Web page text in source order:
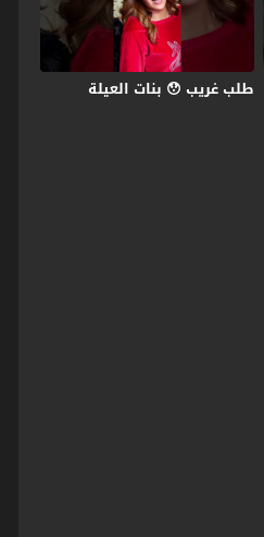
طلب غريب 😯 بنات العيلة